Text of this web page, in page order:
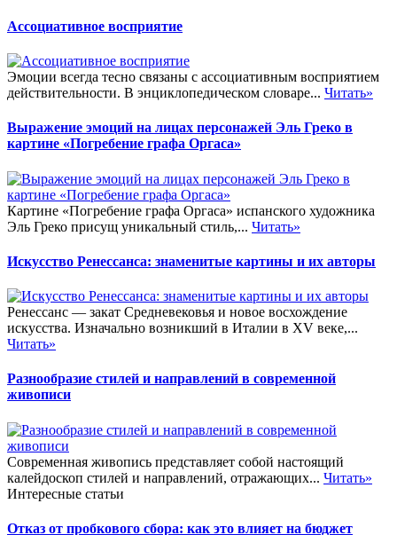
Ассоциативное восприятие
Эмоции всегда тесно связаны с ассоциативным восприятием
действительности. В энциклопедическом словаре... Читать»
Выражение эмоций на лицах персонажей Эль Греко в
картине «Погребение графа Оргаса»
Картине «Погребение графа Оргаса» испанского художника
Эль Греко присущ уникальный стиль,... Читать»
Искусство Ренессанса: знаменитые картины и их авторы
Ренессанс — закат Средневековья и новое восхождение
искусства. Изначально возникший в Италии в XV веке,...
Читать»
Разнообразие стилей и направлений в современной
живописи
Современная живопись представляет собой настоящий
калейдоскоп стилей и направлений, отражающих... Читать»
Интересные статьи
Отказ от пробкового сбора: как это влияет на бюджет